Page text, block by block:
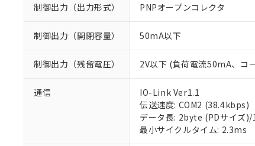
制御出力（出力形式） PNPオープンコレクタ
制御出力（開閉容量） 50mA以下
制御出力（残留電圧） 2V以下 (負荷電流50mA、コ
通信
IO-Link Ver1.1
伝送速度: COM2 (38.4kbps)
データ長: 2byte (PDサイズ
最小サイクルタイム: 2.3ms
※1 対応状況
対応済み：